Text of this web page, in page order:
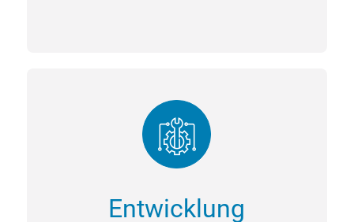
Entwicklung